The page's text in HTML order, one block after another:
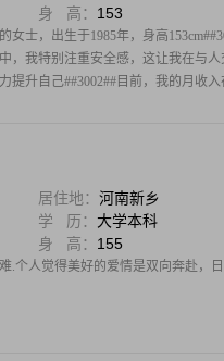
身 高： 153
女士，出生于1985年，身高
，我特别注重安全感，这让我在与
提升自己##3002##目前，我的月收入
居住地： 河南新乡
学 历： 大学本科
身 高： 155
.个人觉得美好的爱情是双向奔赴，